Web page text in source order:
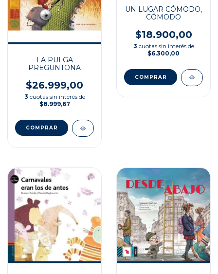
LA PULGA
PREGUNTONA
$26.999,00
3 cuotas sin interés de
$8.999,67
UN LUGAR CÓMODO,
CÓMODO
$18.900,00
3 cuotas sin interés de
$6.300,00